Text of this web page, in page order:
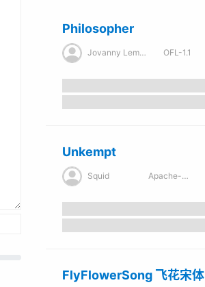
Philosopher
Jovanny Lemonad OFL-1.1
Unkempt
Squid Apache-2.0
FlyFlowerSong 飞花宋体